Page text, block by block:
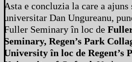
Asta e concluzia la care a
universitar Dan Ungureanu,
Fuller Seminary în loc de
Seminary, Regen’s Park
University în loc de Regent’s